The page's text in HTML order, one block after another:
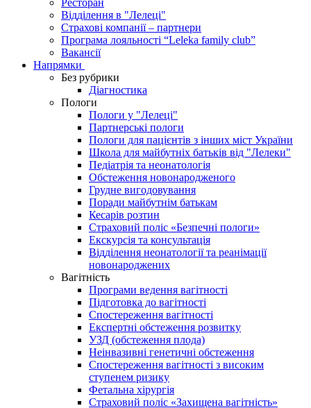
Ресторан
Відділення в "Лелеці"
Страхові компанії – партнери
Програма лояльності “Leleka family club”
Вакансії
Напрямки
Без рубрики
Діагностика
Пологи
Пологи у "Лелеці"
Партнерські пологи
Пологи для пацієнтів з інших міст України
Школа для майбутніх батьків від "Лелеки"
Педіатрія та неонатологія
Обстеження новонародженого
Грудне вигодовування
Поради майбутнім батькам
Кесарів розтин
Страховий поліс «Безпечні пологи»
Екскурсія та консультація
Відділення неонатології та реанімації
новонароджених
Вагітність
Програми ведення вагітності
Підготовка до вагітності
Спостереження вагітності
Експертні обстеження розвитку
УЗД (обстеження плода)
Неінвазивні генетичні обстеження
Спостереження вагітності з високим
ступенем ризику
Фетальна хірургія
Страховий поліс «Захищена вагітність»